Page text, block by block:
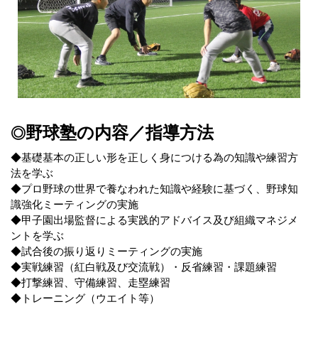
◎野球塾の内容／指導方法
◆基礎基本の正しい形を正しく身につける為の知識や練習方
法を学ぶ
◆プロ野球の世界で養なわれた知識や経験に基づく、野球知
識強化ミーティングの実施
◆甲子園出場監督による実践的アドバイス及び組織マネジメ
ントを学ぶ
◆試合後の振り返りミーティングの実施
◆実戦練習（紅白戦及び交流戦）・反省練習・課題練習
◆打撃練習、守備練習、走塁練習
◆トレーニング（ウエイト等）